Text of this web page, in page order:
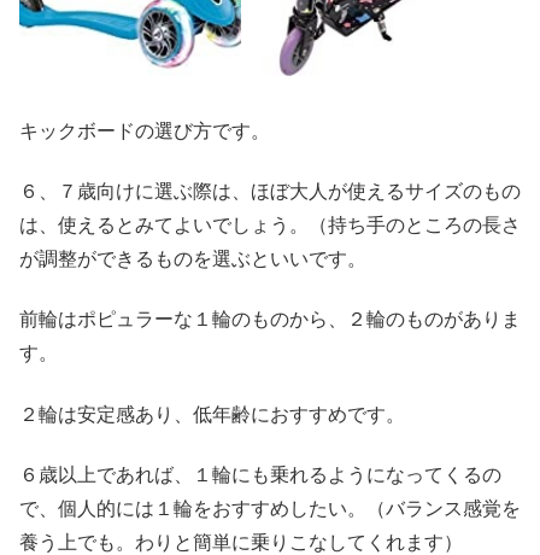
キックボードの選び方です。
６、７歳向けに選ぶ際は、ほぼ大人が使えるサイズのもの
は、使えるとみてよいでしょう。（持ち手のところの長さ
が調整ができるものを選ぶといいです。
前輪はポピュラーな１輪のものから、２輪のものがありま
す。
２輪は安定感あり、低年齢におすすめです。
６歳以上であれば、１輪にも乗れるようになってくるの
で、個人的には１輪をおすすめしたい。（バランス感覚を
養う上でも。わりと簡単に乗りこなしてくれます）